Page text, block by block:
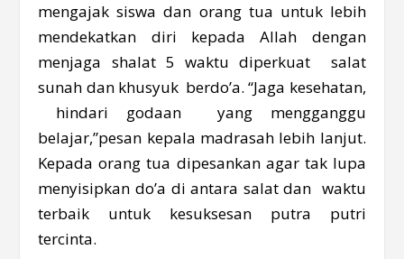
mengajak siswa dan orang tua untuk lebih
mendekatkan diri kepada Allah dengan
menjaga shalat 5 waktu diperkuat salat
sunah dan khusyuk berdo’a. “Jaga kesehatan,
hindari godaan yang mengganggu
belajar,”pesan kepala madrasah lebih lanjut.
Kepada orang tua dipesankan agar tak lupa
menyisipkan do’a di antara salat dan waktu
terbaik untuk kesuksesan putra putri
tercinta.